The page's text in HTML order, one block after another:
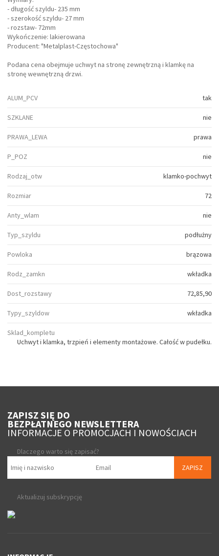
- długość szyldu- 235 mm
- szerokość szyldu- 27 mm
- rozstaw- 72mm
Wykończenie: lakierowana
Producent: "Metalplast-Częstochowa"
Podana cena obejmuje uchwyt na stronę zewnętrzną i klamkę na
stronę wewnętrzną drzwi.
ALUM_PCV tak
SZKLANE nie
PRAWA_LEWA prawa
P_POZ nie
Rodzaj_otw klamko-pochwyt
Rozmiar 72
Anty_wlam nie
Typ_szyldu podłużny
Powloka brązowa
Rodz_zamkn wkładka
Dost_rozstawy 72,85,90
Typy_szyldow wkładka
Sklad_kompletu
Uchwyt i klamka, trzpień i elementy montażowe. Całość w pudełku.
ZAPISZ SIĘ DO
BEZPŁATNEGO NEWSLETTERA
INFORMACJE O PROMOCJACH I NOWOŚCIACH
Dlaczego warto się zapisać?
ZAPISZ
Aktualizuj subskrypcję